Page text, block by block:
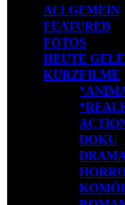
ALLGEMEIN
FEATURED
FOTOS
HEUTE
KURZFILME
DOKU